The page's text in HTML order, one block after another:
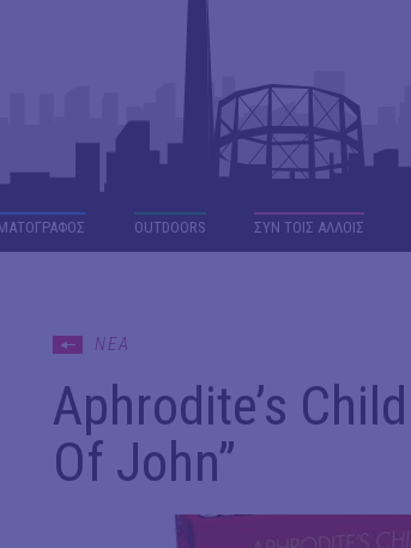
OUTDΟORS ΣΥΝ ΤΟΙΣ ΑΛΛΟΙΣ
ΝΕΑ
Aphrodite’s
Of John”